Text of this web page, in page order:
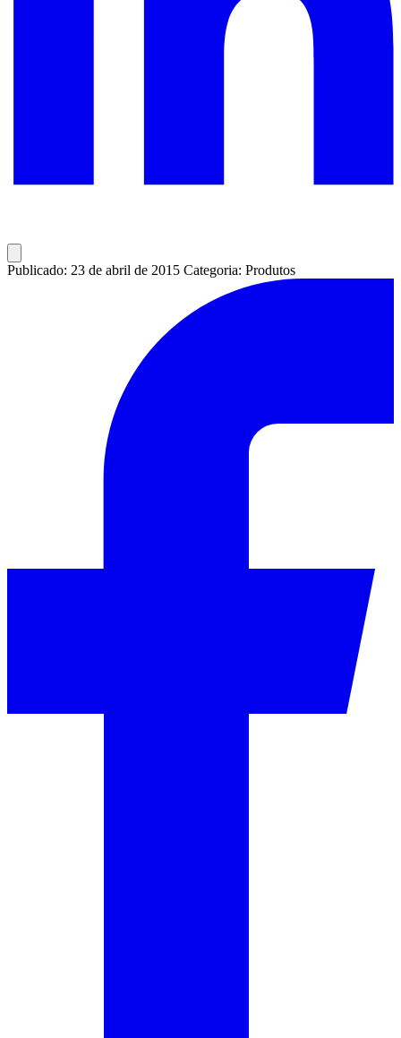
Publicado: 23 de abril de 2015 Categoria: Produtos